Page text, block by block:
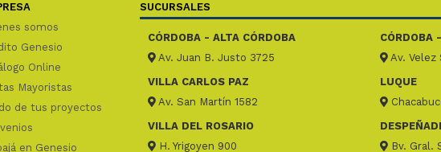
somos
Genesio
Online
Mayoristas
de tus proyectos
en Genesio
SUCURSALES
CÓRDOBA - ALTA CÓRDOBA
Av. Juan B. Justo 3725
CÓRDOBA
Av. Velez
VILLA CARLOS PAZ
Av. San Martín 1582
LUQUE
VILLA DEL ROSARIO
H. Yrigoyen 900
Bv. Gral.